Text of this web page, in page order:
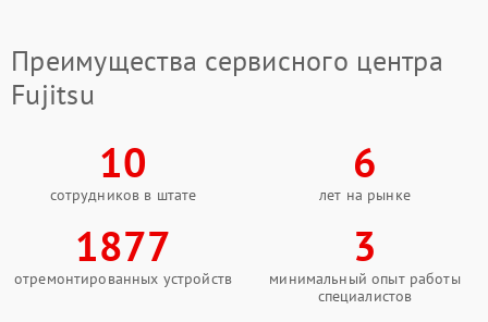
Преимущества сервисного центра
Fujitsu
10
сотрудников в штате
6
лет на рынке
1877
отремонтированных устройств
3
минимальный опыт работы
специалистов